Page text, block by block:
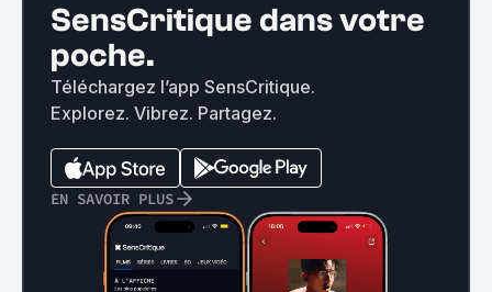
SensCritique dans votre
poche.
Téléchargez l’app SensCritique.
Explorez. Vibrez. Partagez.
EN SAVOIR PLUS